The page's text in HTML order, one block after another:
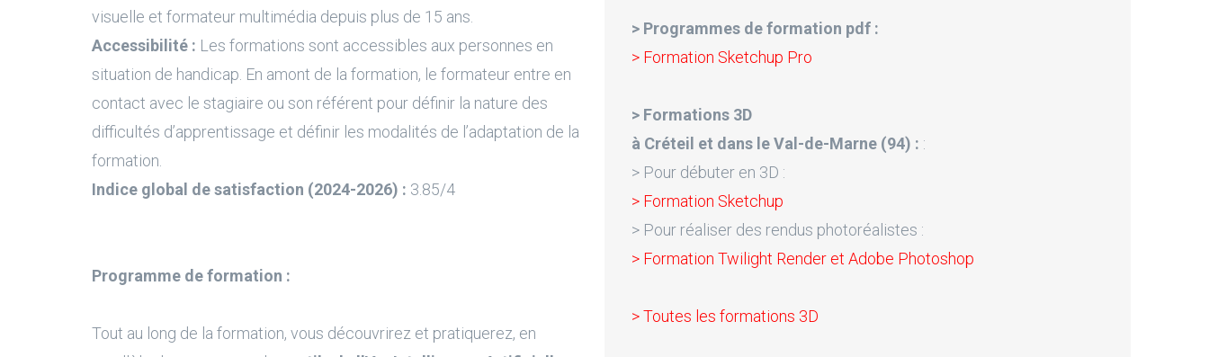
visuelle et formateur multimédia depuis plus de 15 ans.
Accessibilité : Les formations sont accessibles aux personnes en
situation de handicap. En amont de la formation, le formateur entre en
contact avec le stagiaire ou son référent pour définir la nature des
difficultés d’apprentissage et définir les modalités de l’adaptation de la
formation.
Indice global de satisfaction (2024-2026) : 3.85/4
Programme de formation :
Tout au long de la formation, vous découvrirez et pratiquerez, en
> Programmes de formation pdf :
> Formation Sketchup Pro
> Formations 3D
à Créteil et dans le Val-de-Marne (94) : :
> Pour débuter en 3D :
> Formation Sketchup
> Pour réaliser des rendus photoréalistes :
> Formation Twilight Render et Adobe Photoshop
> Toutes les formations 3D